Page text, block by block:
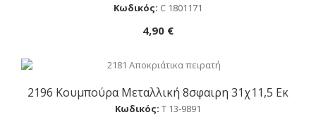
Κωδικός: C 1801171
4,90 €
Αγορά
2196 Κουμπούρα Μεταλλική 8σφαιρη 31χ11,5 Εκ
Κωδικός: Τ 13-9891